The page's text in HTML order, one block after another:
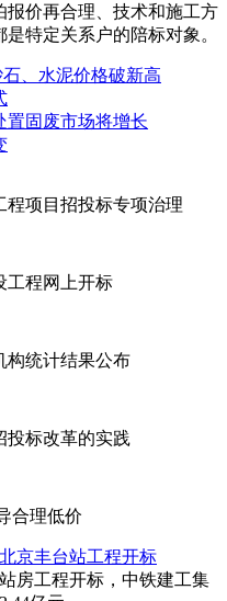
报价再合理、技术和施工方
特定关系户的陪标对象。
、水泥价格破新高
置固废市场将增长
程项目招投标专项治理
工程网上开标
构统计结果公布
投标改革的实践
合理低价
京丰台站工程开标
房工程开标，中铁建工集